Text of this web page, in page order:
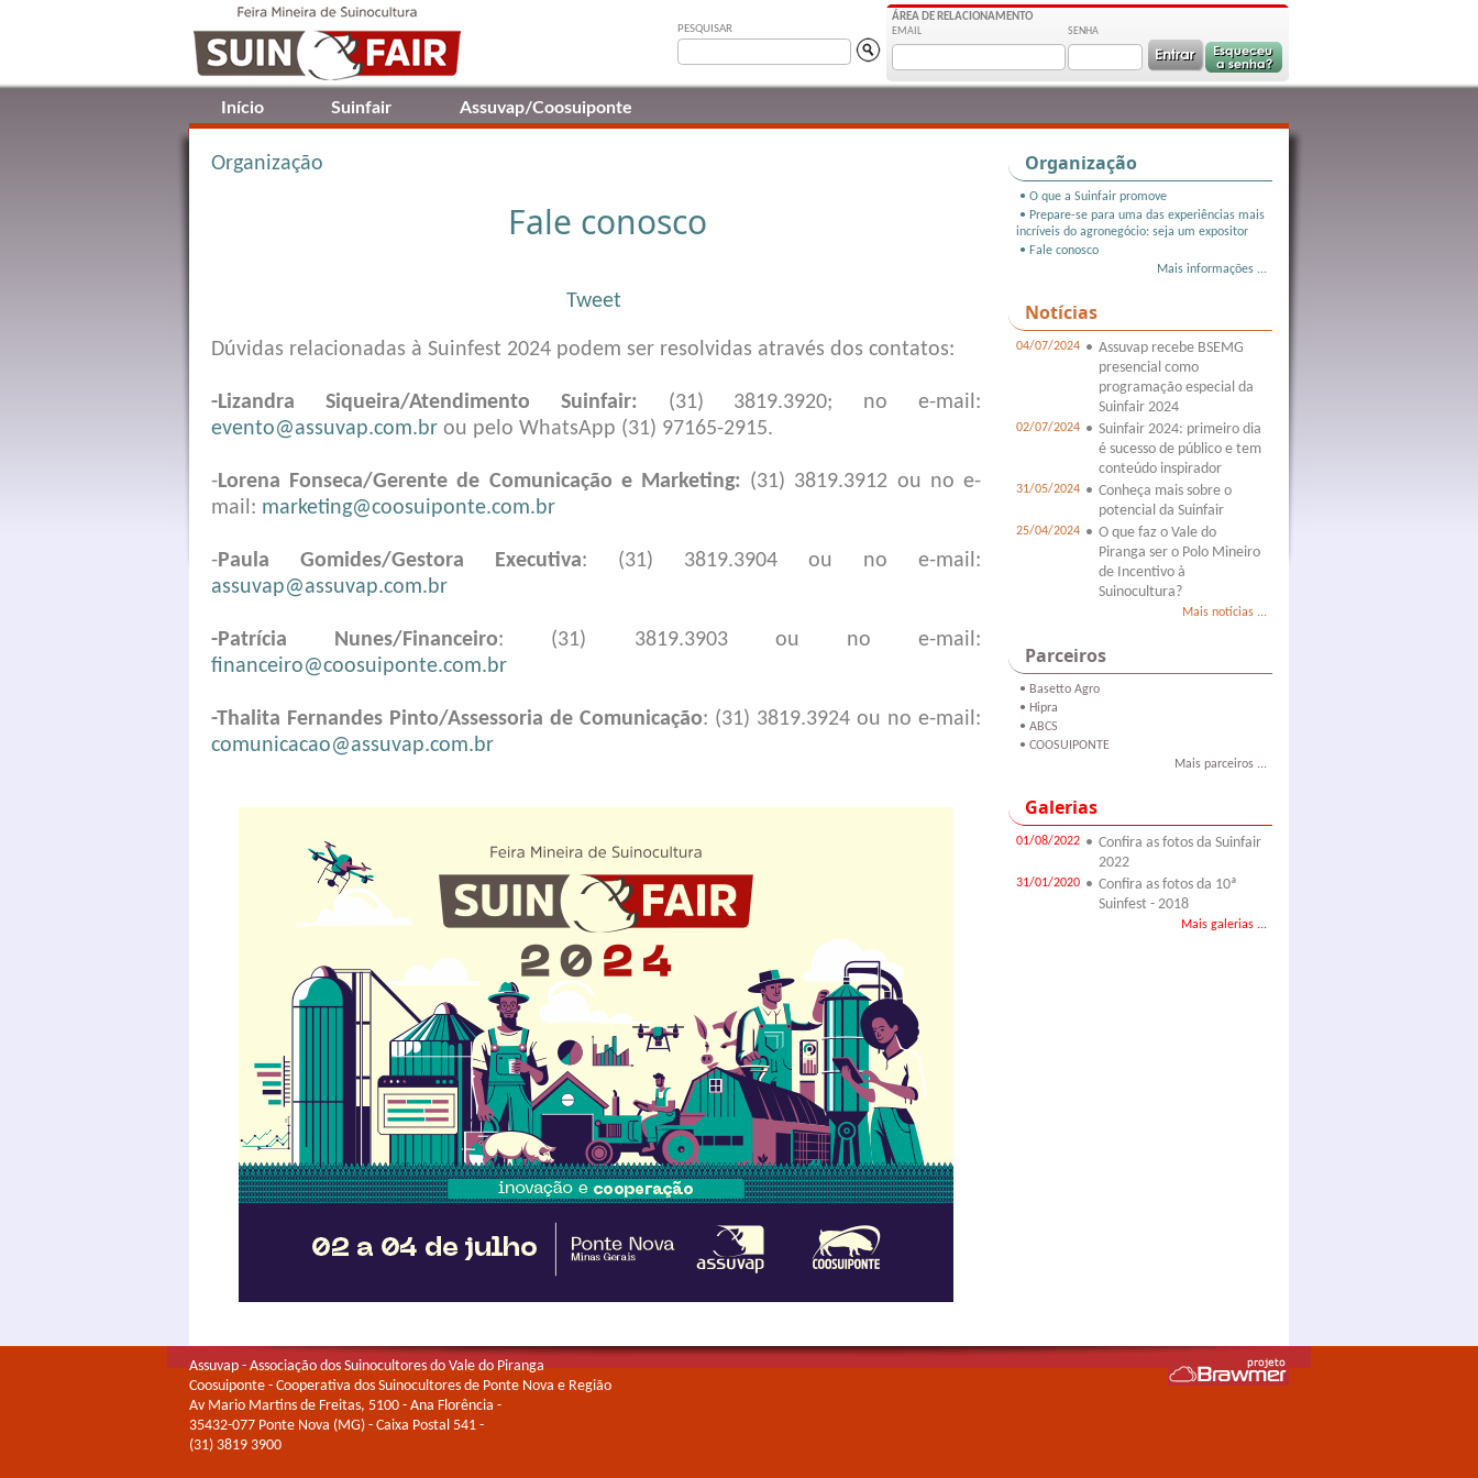
ÁREA DE RELACIONAMENTO
EMAIL
SENHA
PESQUISAR
Início Suinfair Assuvap/Coosuiponte
Organização
• O que a Suinfair promove
• Prepare-se para uma das experiências mais
incríveis do agronegócio: seja um expositor
• Fale conosco
Mais informações ...
Notícias
04/07/2024 • Assuvap recebe BSEMG
presencial como
programação especial da
Suinfair 2024
02/07/2024 • Suinfair 2024: primeiro dia
é sucesso de público e tem
conteúdo inspirador
31/05/2024 • Conheça mais sobre o
potencial da Suinfair
25/04/2024 • O que faz o Vale do
Piranga ser o Polo Mineiro
de Incentivo à
Suinocultura?
Mais notícias ...
Parceiros
• Basetto Agro
• Hipra
• ABCS
• COOSUIPONTE
Mais parceiros ...
Galerias
01/08/2022 • Confira as fotos da Suinfair
2022
31/01/2020 • Confira as fotos da 10ª
Suinfest - 2018
Mais galerias ...
Organização
Fale conosco
Tweet
Dúvidas relacionadas à Suinfest 2024 podem ser resolvidas através dos contatos:
-Lizandra Siqueira/Atendimento Suinfair: (31) 3819.3920; no e-mail:
evento@assuvap.com.br ou pelo WhatsApp (31) 97165-2915.
-Lorena Fonseca/Gerente de Comunicação e Marketing: (31) 3819.3912 ou no e-
mail: marketing@coosuiponte.com.br
-Paula Gomides/Gestora Executiva: (31) 3819.3904 ou no e-mail:
assuvap@assuvap.com.br
-Patrícia Nunes/Financeiro: (31) 3819.3903 ou no e-mail:
financeiro@coosuiponte.com.br
-Thalita Fernandes Pinto/Assessoria de Comunicação: (31) 3819.3924 ou no e-mail:
comunicacao@assuvap.com.br
Assuvap - Associação dos Suinocultores do Vale do Piranga
Coosuiponte - Cooperativa dos Suinocultores de Ponte Nova e Região
Av Mario Martins de Freitas, 5100 - Ana Florência -
35432-077 Ponte Nova (MG) - Caixa Postal 541 -
(31) 3819 3900